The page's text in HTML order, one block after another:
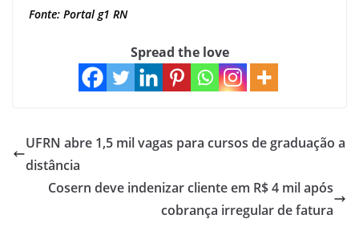
Fonte: Portal g1 RN
Spread the love
UFRN abre 1,5 mil vagas para cursos de graduação a
distância
Cosern deve indenizar cliente em R$ 4 mil após
cobrança irregular de fatura